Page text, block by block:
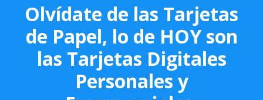
Olvídate de las Tarjetas
de Papel, lo de HOY son
las Tarjetas Digitales
Personales y